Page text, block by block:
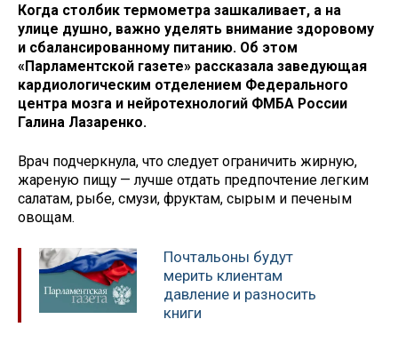
Когда столбик термометра зашкаливает, а на
улице душно, важно уделять внимание здоровому
и сбалансированному питанию. Об этом
«Парламентской газете» рассказала заведующая
кардиологическим отделением Федерального
центра мозга и нейротехнологий ФМБА России
Галина Лазаренко.
Врач подчеркнула, что следует ограничить жирную,
жареную пищу — лучше отдать предпочтение легким
салатам, рыбе, смузи, фруктам, сырым и печеным
овощам.
Почтальоны будут
мерить клиентам
давление и разносить
книги